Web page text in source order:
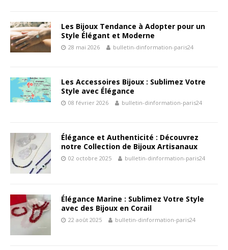
Les Bijoux Tendance à Adopter pour un
Style Élégant et Moderne
28 mai 2026 bulletin-dinformation-paris24
Les Accessoires Bijoux : Sublimez Votre
Style avec Élégance
08 février 2026 bulletin-dinformation-paris24
Élégance et Authenticité : Découvrez
notre Collection de Bijoux Artisanaux
02 octobre 2025 bulletin-dinformation-paris24
Élégance Marine : Sublimez Votre Style
avec des Bijoux en Corail
22 août 2025 bulletin-dinformation-paris24